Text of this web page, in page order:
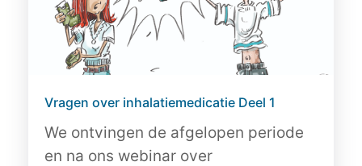
Vragen over inhalatiemedicatie Deel 1
We ontvingen de afgelopen periode
en na ons webinar over